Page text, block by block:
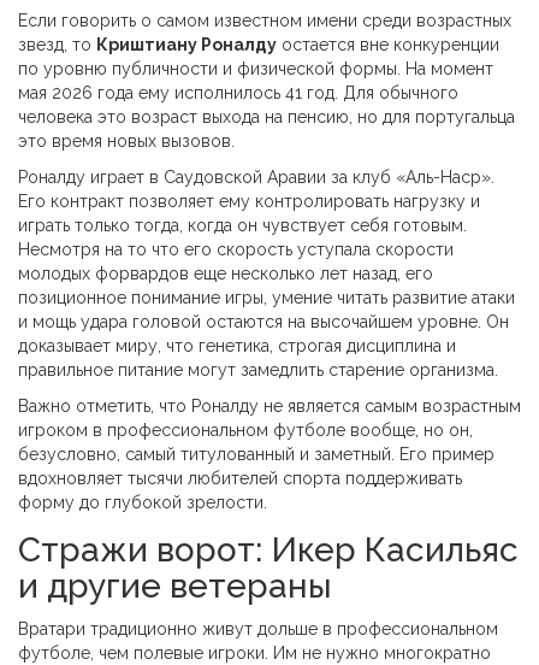
Если говорить о самом известном имени среди возрастных
звезд, то Криштиану Роналду остается вне конкуренции
по уровню публичности и физической формы. На момент
мая 2026 года ему исполнилось 41 год. Для обычного
человека это возраст выхода на пенсию, но для португальца
это время новых вызовов.
Роналду играет в Саудовской Аравии за клуб «Аль-Наср».
Его контракт позволяет ему контролировать нагрузку и
играть только тогда, когда он чувствует себя готовым.
Несмотря на то что его скорость уступала скорости
молодых форвардов еще несколько лет назад, его
позиционное понимание игры, умение читать развитие атаки
и мощь удара головой остаются на высочайшем уровне. Он
доказывает миру, что генетика, строгая дисциплина и
правильное питание могут замедлить старение организма.
Важно отметить, что Роналду не является самым возрастным
игроком в профессиональном футболе вообще, но он,
безусловно, самый титулованный и заметный. Его пример
вдохновляет тысячи любителей спорта поддерживать
форму до глубокой зрелости.
Стражи ворот: Икер Касильяс
и другие ветераны
Вратари традиционно живут дольше в профессиональном
футболе, чем полевые игроки. Им не нужно многократно